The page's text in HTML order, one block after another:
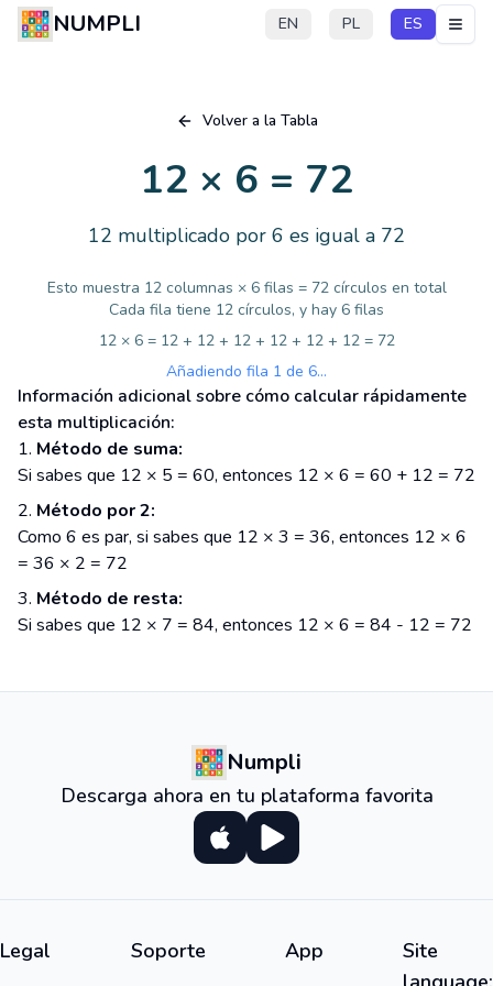
NUMPLI EN PL ES
Volver a la Tabla
12 × 6 = 72
12 multiplicado por 6 es igual a 72
Esto muestra 12 columnas × 6 filas = 72 círculos en total
Cada fila tiene 12 círculos, y hay 6 filas
12 × 6 = 12 + 12 + 12 + 12 + 12 + 12 = 72
Añadiendo fila 1 de 6...
Información adicional sobre cómo calcular rápidamente
esta multiplicación:
Método de suma:
Si sabes que 12 × 5 = 60, entonces 12 × 6 = 60 + 12 = 72
Método por 2:
Como 6 es par, si sabes que 12 × 3 = 36, entonces 12 × 6
= 36 × 2 = 72
Método de resta:
Si sabes que 12 × 7 = 84, entonces 12 × 6 = 84 - 12 = 72
Numpli
Descarga ahora en tu plataforma favorita
Legal Soporte App
Site